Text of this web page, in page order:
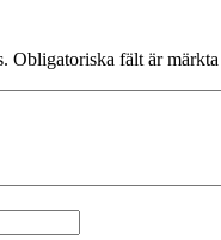
Obligatoriska fält är märkta